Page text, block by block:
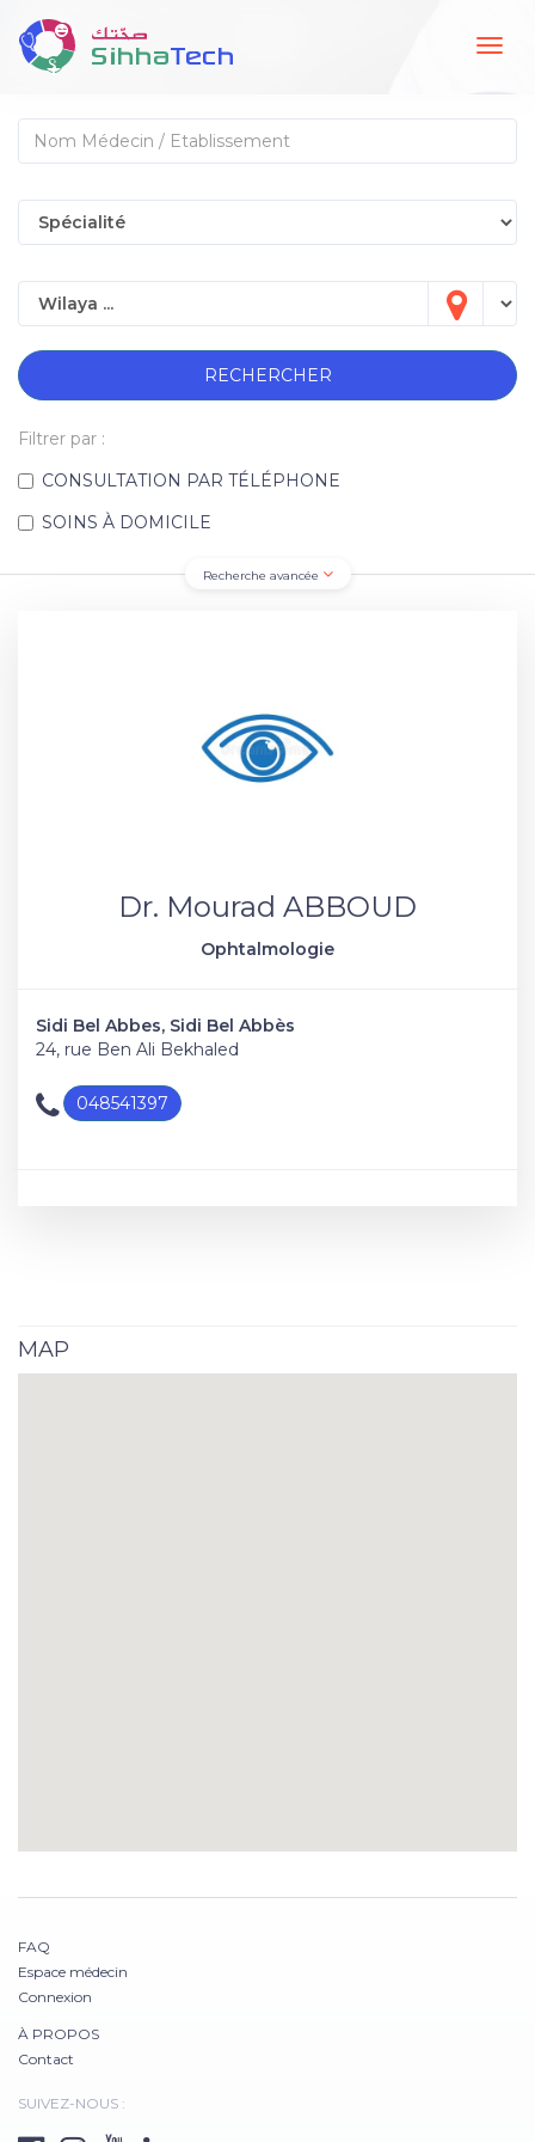
RECHERCHER
Filtrer par :
CONSULTATION PAR TÉLÉPHONE
SOINS À DOMICILE
Recherche avancée
Dr. Mourad ABBOUD
Ophtalmologie
Sidi Bel Abbes, Sidi Bel Abbès
24, rue Ben Ali Bekhaled
048541397
MAP
FAQ
Espace médecin
Connexion
À PROPOS
Contact
SUIVEZ-NOUS :